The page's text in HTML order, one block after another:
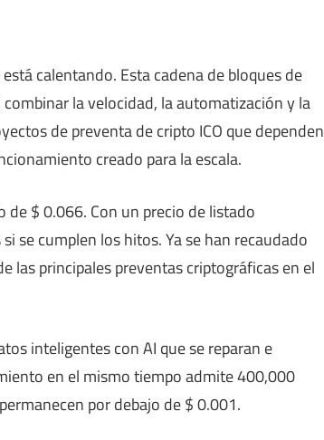
calentando. Esta cadena de bloques de
la velocidad, la automatización y la
de preventa de cripto ICO que dependen
creado para la escala.
de $ 0.066. Con un precio de listado
se cumplen los hitos. Ya se han recaudado
las principales preventas criptográficas en el
inteligentes con AI que se reparan e
en el mismo tiempo admite 400,000
por debajo de $ 0.001.